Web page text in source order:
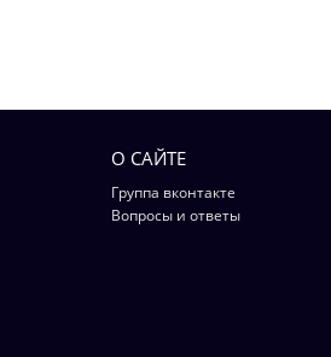
О САЙТЕ
Группа вконтакте
Вопросы и ответы